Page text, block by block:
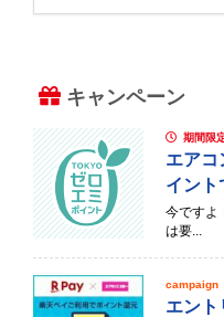
キャンペーン
期間限
エアコ
イント
今ですよ
は要...
campaign
エント